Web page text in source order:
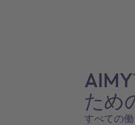
ため
すべての働